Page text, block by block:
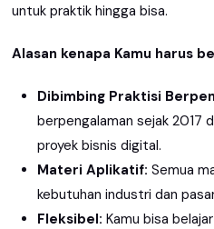
untuk praktik hingga bisa.
Alasan kenapa Kamu harus
Dibimbing Praktisi
berpengalaman sejak 2017
proyek bisnis digital.
Materi Aplikatif: Semua
kebutuhan industri dan
Fleksibel: Kamu bisa